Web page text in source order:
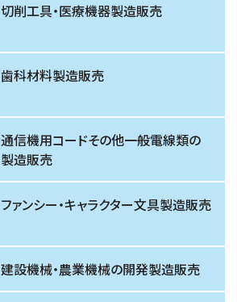
切削工具・医療機器製造販売
歯科材料製造販売
通信機用コードその他一般電線類の
製造販売
ファンシー・キャラクター文具製造販売
建設機械・農業機械の開発製造販売